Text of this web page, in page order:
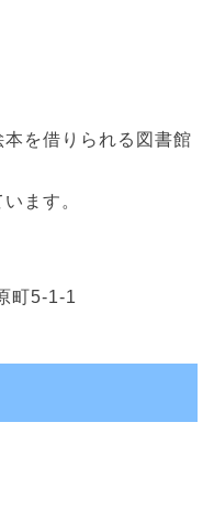
を借りられる図書館
ます。
町5-1-1